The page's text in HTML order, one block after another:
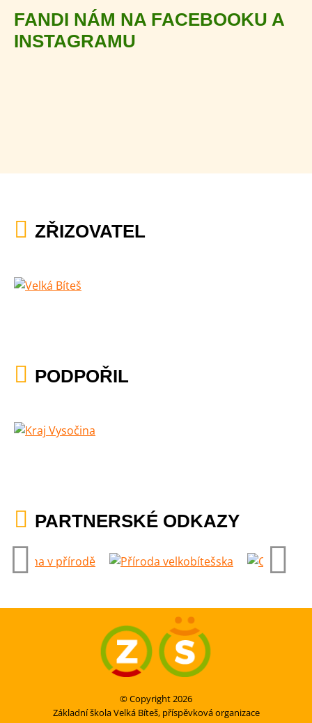
FANDI NÁM NA FACEBOOKU A
INSTAGRAMU
ZŘIZOVATEL
PODPOŘIL
PARTNERSKÉ ODKAZY
© Copyright 2026
Základní škola Velká Bíteš, příspěvková organizace